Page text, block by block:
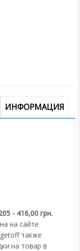
ИНФОРМАЦИЯ
- 416,00 грн.
на сайте
также
на товар в